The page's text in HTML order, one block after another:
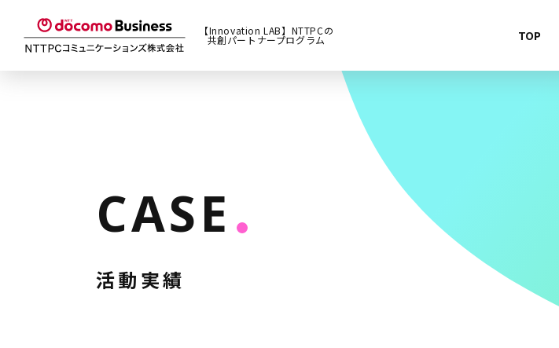
【Innovation LAB】NTTPCの
共創パートナープログラム TOP
CASE
活動実績